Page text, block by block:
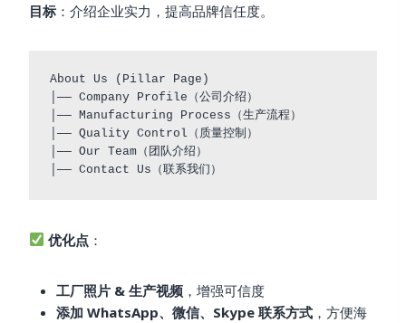
目标 ：介绍企业实力，提高品牌信任度。
About Us (Pillar Page)
│── Company Profile（公司介绍）
│── Manufacturing Process（生产流程）
│── Quality Control（质量控制）
│── Our Team（团队介绍）
优化点 ：
工厂照片 & 生产视频 ，增强可信度
添加 WhatsApp、微信、Skype 联系方式 ，方便海